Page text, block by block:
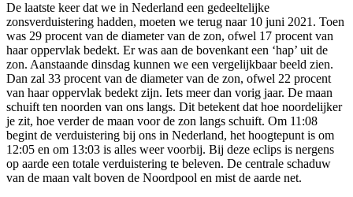
De laatste keer dat we in Nederland een gedeeltelijke
zonsverduistering hadden, moeten we terug naar 10 juni 2021. Toen
was 29 procent van de diameter van de zon, ofwel 17 procent van
haar oppervlak bedekt. Er was aan de bovenkant een ‘hap’ uit de
zon. Aanstaande dinsdag kunnen we een vergelijkbaar beeld zien.
Dan zal 33 procent van de diameter van de zon, ofwel 22 procent
van haar oppervlak bedekt zijn. Iets meer dan vorig jaar. De maan
schuift ten noorden van ons langs. Dit betekent dat hoe noordelijker
je zit, hoe verder de maan voor de zon langs schuift. Om 11:08
begint de verduistering bij ons in Nederland, het hoogtepunt is om
12:05 en om 13:03 is alles weer voorbij. Bij deze eclips is nergens
op aarde een totale verduistering te beleven. De centrale schaduw
van de maan valt boven de Noordpool en mist de aarde net.